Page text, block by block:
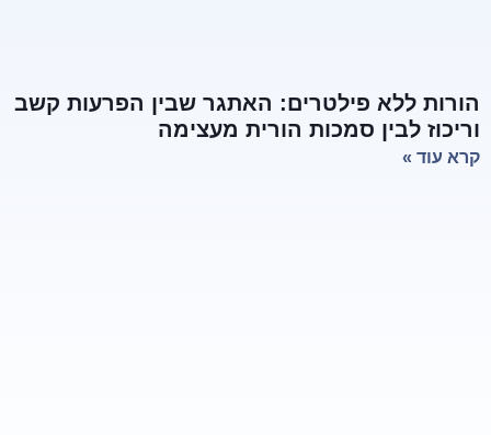
הורות ללא פילטרים: האתגר שבין הפרעות קשב
וריכוז לבין סמכות הורית מעצימה
קרא עוד »